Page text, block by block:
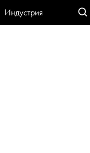
Индустрия